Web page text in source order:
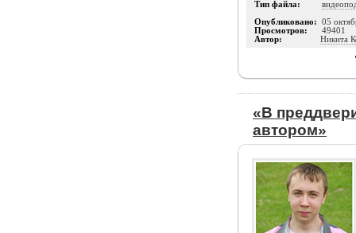
Тип файла:
Опубликовано: 05
Просмотров: 49401
Автор: Никита
«В
автором»